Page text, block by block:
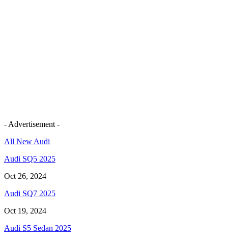
- Advertisement -
All New Audi
Audi SQ5 2025
Oct 26, 2024
Audi SQ7 2025
Oct 19, 2024
Audi S5 Sedan 2025